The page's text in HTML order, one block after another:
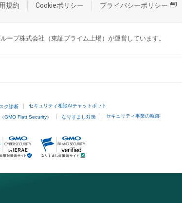
規約 Cookieポリシー プライバシーポリシー
ープ株式会社（東証プライム上場）が運営しています。
ク診断 セキュリティ相談AIチャットボット
GMO Flatt Security） なりすまし対策 セキュリティ事業の軌跡